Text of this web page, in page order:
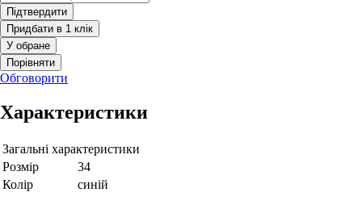
Підтвердити
Придбати в 1 клік
У обране
Порівняти
Обговорити
Характеристики
Загальні характеристики
Розмір
34
Колір
синій